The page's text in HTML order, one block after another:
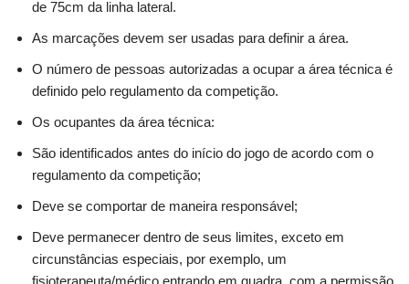
de 75cm da linha lateral.
As marcações devem ser usadas para definir a área.
O número de pessoas autorizadas a ocupar a área técnica é
definido pelo regulamento da competição.
Os ocupantes da área técnica:
São identificados antes do início do jogo de acordo com o
regulamento da competição;
Deve se comportar de maneira responsável;
Deve permanecer dentro de seus limites, exceto em
circunstâncias especiais, por exemplo, um
fisioterapeuta/médico entrando em quadra, com a permissão